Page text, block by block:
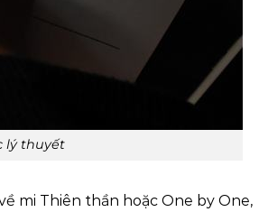
lý thuyết
mi Thiên thần hoặc One by One,